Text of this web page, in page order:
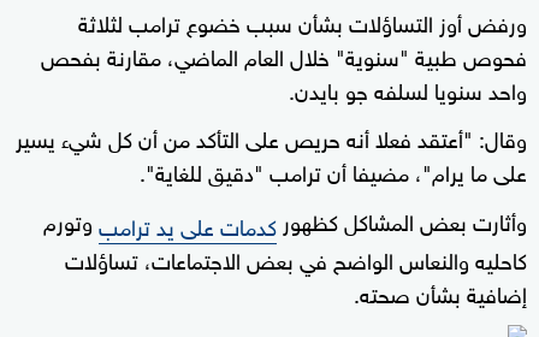
ورفض أوز التساؤلات بشأن سبب خضوع ترامب لثلاثة
فحوص طبية "سنوية" خلال العام الماضي، مقارنة بفحص
واحد سنويا لسلفه جو بايدن.
وقال: "أعتقد فعلا أنه حريص على التأكد من أن كل شيء يسير
على ما يرام"، مضيفا أن ترامب "دقيق للغاية".
وأثارت بعض المشاكل كظهور كدمات على يد ترامبوتورم
كاحليه والنعاس الواضح في بعض الاجتماعات، تساؤلات
إضافية بشأن صحته.